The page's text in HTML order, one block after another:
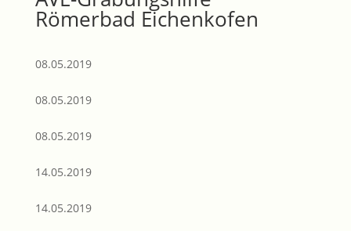
Römerbad Eichenkofen
08.05.2019
08.05.2019
08.05.2019
14.05.2019
14.05.2019